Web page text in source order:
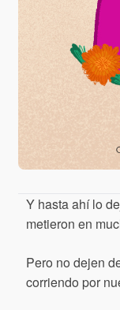
Y hasta ahí lo
metieron en
Pero no dejen
corriendo por